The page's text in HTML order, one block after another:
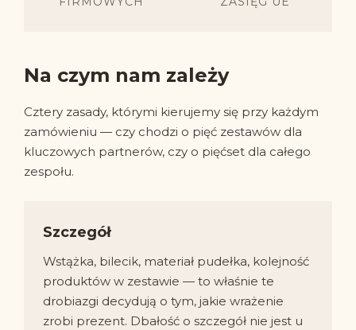
Na czym nam zależy
Cztery zasady, którymi kierujemy się przy każdym
zamówieniu — czy chodzi o pięć zestawów dla
kluczowych partnerów, czy o pięćset dla całego
zespołu.
Szczegół
Wstążka, bilecik, materiał pudełka, kolejność
produktów w zestawie — to właśnie te
drobiazgi decydują o tym, jakie wrażenie
zrobi prezent. Dbałość o szczegół nie jest u